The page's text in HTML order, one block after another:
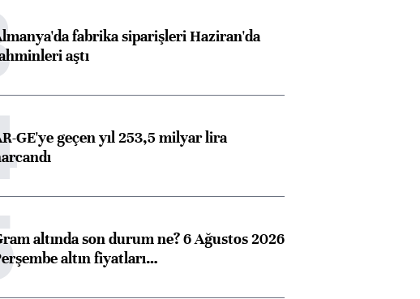
fabrika siparişleri Haziran'da
aştı
GE'ye geçen yıl 253,5 milyar lira
altında son durum ne? 6 Ağustos 2026
altın fiyatları…